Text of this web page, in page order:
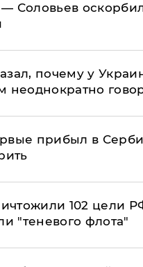
Соловьев
почему у
неоднократно
прибыл в
102 цели
"теневого флота"